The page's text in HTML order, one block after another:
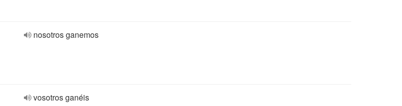
nosotros ganemos
vosotros ganéis